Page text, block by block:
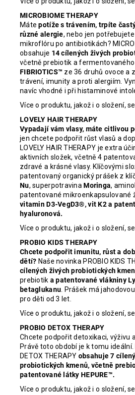
MICROBIOME THERAPY
Mátepotíže s trávením, trpíte
různé alergie, nebo jen
mikroflóru po antibiotikách?
obsahuje 14 cílených živých
včetně prebiotik a
FIBRIOTICS™ ze 36 druhů ovoce a
trávení, imunity a proti alergiím.
navíc vhodné i při histaminové
Více o produktu, jakož i o složení,
LOVELY HAIR THERAPY
Vypadají vám vlasy, máte citlivou
jen chcete podpořit růst vlasů a
LOVELY HAIR THERAPY je extra
aktivních složek, včetně 4
zdravé a krásné vlasy. Klíčovými
patentovaný organický prášek z
Nu, superpotravinaMoringa,
patentované mikroenkapsulované
vitamin D3-VegD3®, vit K2 a
hyaluronová.
Více o produktu, jakož i o složení,
PROBIO KIDS THERAPY
Chcete podpořit imunitu, růst a
dětí? Naše novinka PROBIO KIDS
cílených živých probiotických
prebiotik a patentované vlákniny
betaglukanu . Prášek má
pro děti od 3 let.
Více o produktu, jakož i o složení,
PROBIO DETOX THERAPY
Chcete podpořit detoxikaci, výživu
Právě toto období je k tomu ideální.
DETOX THERAPY obsahuje 7
probiotických kmenů, včetně
patentované látky HEPURE™.
Více o produktu, jakož i o složení,